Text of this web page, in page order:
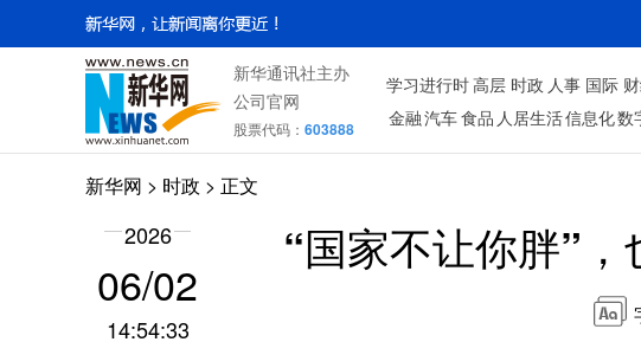
新华通讯社主办
公司官网
股票代码： 603888
学习进行时 高层 时政 人事 国际
金融 汽车 食品 人居生活信息化数
新华网 > 时政 > 正文
2026
06/02
14:54:33
“国家不让你胖”